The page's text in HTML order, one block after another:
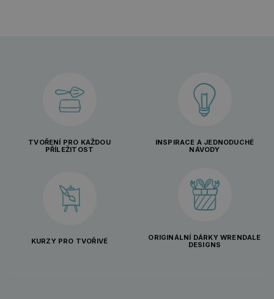
TVOŘENÍ PRO KAŽDOU
PŘÍLEŽITOST
INSPIRACE A JEDNODUCHÉ
NÁVODY
KURZY PRO TVOŘIVÉ
ORIGINÁLNÍ DÁRKY WRENDALE
DESIGNS